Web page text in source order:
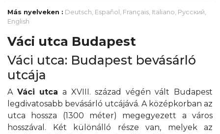
Más nyelveken : Deutsch, Español , Français, Italiano, Русский,
English
Váci utca Budapest
Váci utca: Budapest bevásárló
utcája
A Váci utca a XVIII. század végén vált Budapest
legdivatosabb bevásárló utcájává. A középkorban az
utca hossza (1300 méter) megegyezett a város
hosszával. Két különálló része van, melyek az